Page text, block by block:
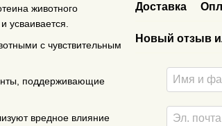
животного
усваивается.
с чувствительным
поддерживающие
вредное влияние
Доставка
Новый отзыв